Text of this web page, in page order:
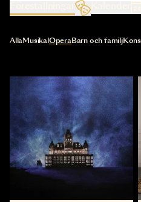
Kalender
Val av kategori uppdaterar innehållet
AllaMusikal OperaBarn och familj